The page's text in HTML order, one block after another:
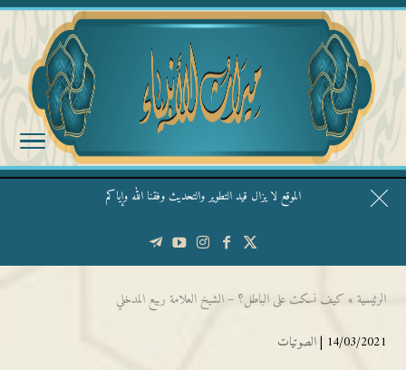
الموقع لا يزال قيد التطوير والتحديث وفقنا الله وإياكم
قال الشيخ ربيع وفقه الله: نحن ليس عندنا تقديس الأشخاص
الرئيسية » كيف نسكت على الباطل؟ – الشيخ العلامة ربيع المدخلي
14/03/2021 | الصوتيات